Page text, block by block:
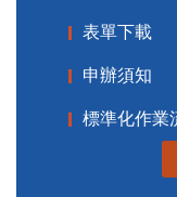
表單下載
申辦須知
標準化作業